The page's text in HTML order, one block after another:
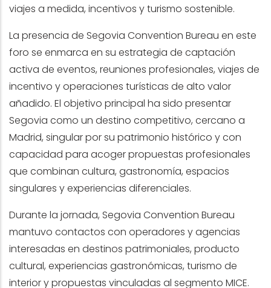
viajes a medida, incentivos y turismo sostenible.
La presencia de Segovia Convention Bureau en este
foro se enmarca en su estrategia de captación
activa de eventos, reuniones profesionales, viajes de
incentivo y operaciones turísticas de alto valor
añadido. El objetivo principal ha sido presentar
Segovia como un destino competitivo, cercano a
Madrid, singular por su patrimonio histórico y con
capacidad para acoger propuestas profesionales
que combinan cultura, gastronomía, espacios
singulares y experiencias diferenciales.
Durante la jornada, Segovia Convention Bureau
mantuvo contactos con operadores y agencias
interesadas en destinos patrimoniales, producto
cultural, experiencias gastronómicas, turismo de
interior y propuestas vinculadas al segmento MICE.